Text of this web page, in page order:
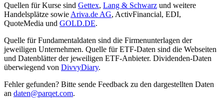
Quellen für Kurse sind Gettex, Lang & Schwarz und weitere
Handelsplätze sowie Ariva.de AG, ActivFinancial, EDI,
QuoteMedia und GOLD.DE.
Quelle für Fundamentaldaten sind die Firmenunterlagen der
jeweiligen Unternehmen. Quelle für ETF-Daten sind die Webseiten
und Datenblätter der jeweiligen ETF-Anbieter. Dividenden-Daten
überwiegend von DivvyDiary.
Fehler gefunden? Bitte sende Feedback zu den dargestellten Daten
an daten@parqet.com.